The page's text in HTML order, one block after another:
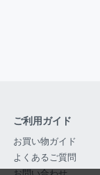
ご利用ガイド
お買い物ガイド
よくあるご質問